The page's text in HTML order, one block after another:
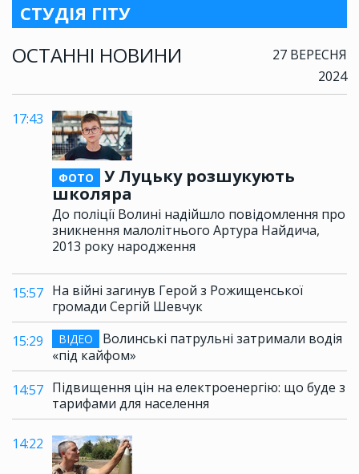
СТУДІЯ ГІТУ
ОСТАННІ НОВИНИ
27 ВЕРЕСНЯ
2024
17:43
ФОТО
У Луцьку розшукують
школяра
До поліції Волині надійшло повідомлення про
зникнення малолітнього Артура Найдича,
2013 року народження
15:57 На війні загинув Герой з Рожищенської
громади Сергій Шевчук
15:29
ВІДЕО
Волинські патрульні затримали водія
«під кайфом»
14:57 Підвищення цін на електроенергію: що буде з
тарифами для населення
14:22